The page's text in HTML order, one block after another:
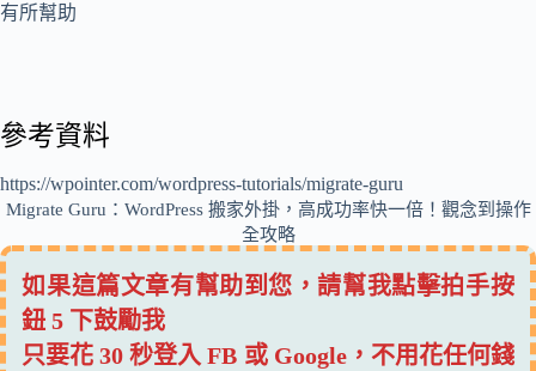
有所幫助
參考資料
https://wpointer.com/wordpress-tutorials/migrate-guru
Migrate Guru：WordPress 搬家外掛，高成功率快一倍！觀念到操作
全攻略
如果這篇文章有幫助到您，請幫我點擊拍手按
鈕 5 下鼓勵我
只要花 30 秒登入 FB 或 Google，不用花任何錢